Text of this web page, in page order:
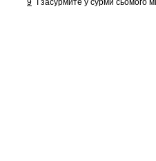
9 І засурмите у сурми